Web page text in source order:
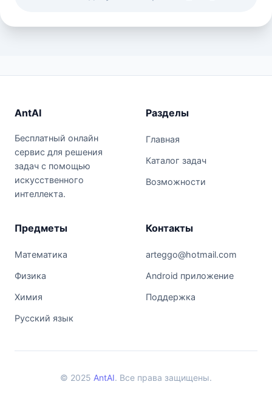
AntAI
Бесплатный онлайн
сервис для решения
задач с помощью
искусственного
интеллекта.
Разделы
Главная
Каталог задач
Возможности
Предметы
Математика
Физика
Химия
Русский язык
Контакты
arteggo@hotmail.com
Android приложение
Поддержка
© 2025 AntAI. Все права защищены.